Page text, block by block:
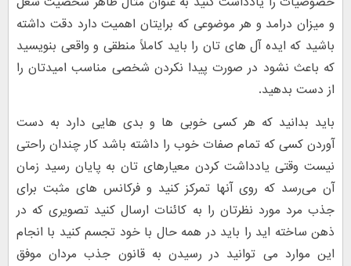
و میزان درامد و هر موضوعی که برایتان اهمیت دارد دقت داشته
باشید که ایده آل های تان را باید کاملاً منطقی و واقعی بنویسید
که باعث نشود در صورت پیدا نکردن شخصی مناسب امیدتان را
از دست بدهید.
باید بدانید که هر کسی خوبی ها و بدی هایی دارد به دست
آوردن کسی که تمام صفات خوب را داشته باشد کار چندان راحتی
نیست وقتی یادداشت کردن معیارهای تان به پایان رسید زمان
آن می‌رسد که روی آنها تمرکز کنید و فرکانس های مثبت برای
جذب مرد مورد نظرتان را به کائنات ارسال کنید تصویری که در
ذهن ساخته اید را باید در همه حال با خود تجسم کنید با انجام
این موارد می توانید در رسیدن به قانون جذب مردان موفق